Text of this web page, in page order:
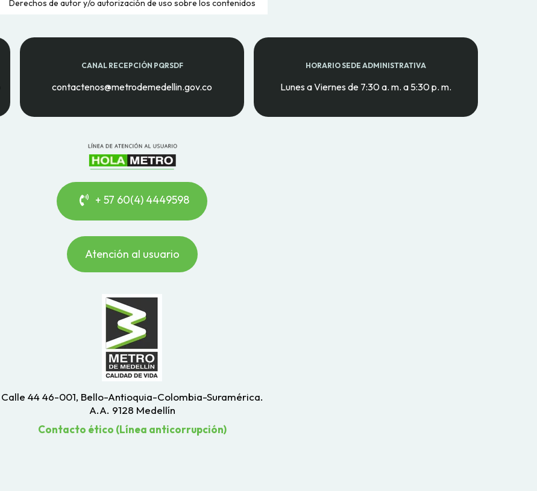
Derechos de autor y/o autorización de uso sobre los contenidos
CANAL RECEPCIÓN PQRSDF
contactenos@metrodemedellin.gov.co
HORARIO SEDE ADMINISTRATIVA
Lunes a Viernes de 7:30 a. m. a 5:30 p. m.
+ 57 60(4) 4449598
Atención al usuario
Calle 44 46-001, Bello-Antioquia-Colombia-Suramérica.
A.A. 9128 Medellín
Contacto ético (Línea anticorrupción)